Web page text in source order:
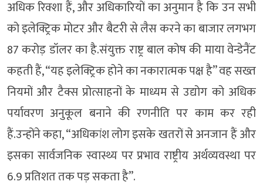
अधिक रिक्शा हैं, और अधिकारियों का अनुमान है कि उन सभी
को इलेक्ट्रिक मोटर और बैटरी से लैस करने का बाजार लगभग
87 करोड़ डॉलर का है.संयुक्त राष्ट्र बाल कोष की माया वेन्डेनैंट
कहती हैं, “यह इलेक्ट्रिक होने का नकारात्मक पक्ष है” वह सख्त
नियमों और टैक्स प्रोत्साहनों के माध्यम से उद्योग को अधिक
पर्यावरण अनुकूल बनाने की रणनीति पर काम कर रही
हैं.उन्होंने कहा, “अधिकांश लोग इसके खतरों से अनजान हैं और
इसका सार्वजनिक स्वास्थ्य पर प्रभाव राष्ट्रीय अर्थव्यवस्था पर
6.9 प्रतिशत तक पड़ सकता है”.